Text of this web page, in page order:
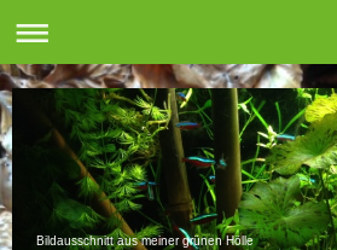
Bildausschnitt aus meiner grünen Hölle